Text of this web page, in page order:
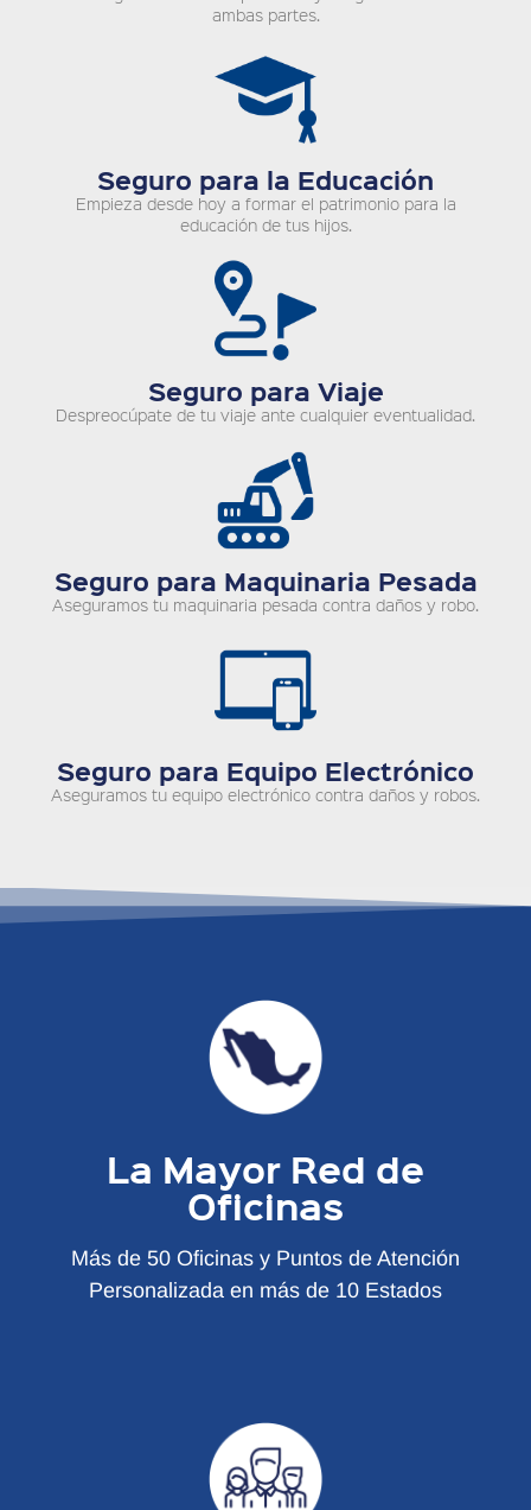
ambas partes.
Seguro para la Educación
Empieza desde hoy a formar el patrimonio para la
educación de tus hijos.
Seguro para Viaje
Despreocúpate de tu viaje ante cualquier eventualidad.
Seguro para Maquinaria Pesada
Aseguramos tu maquinaria pesada contra daños y robo.
Seguro para Equipo Electrónico
Aseguramos tu equipo electrónico contra daños y robos.
La Mayor Red de
Oficinas
Más de 50 Oficinas y Puntos de Atención
Personalizada en más de 10 Estados